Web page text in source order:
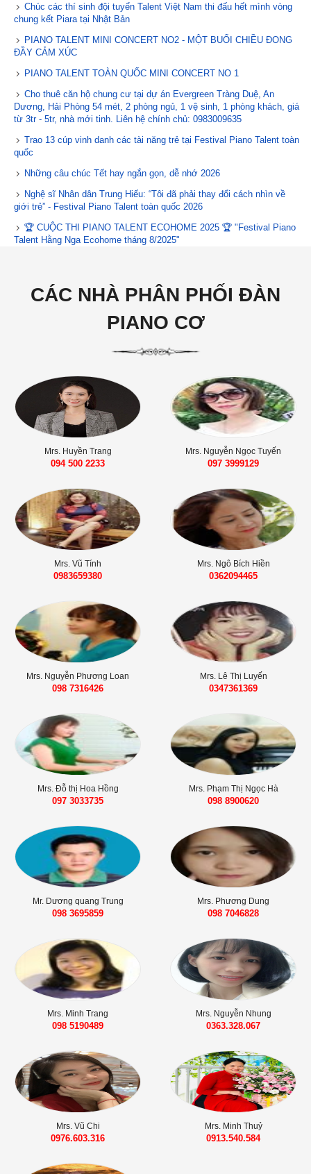
Chúc các thí sinh đội tuyển Talent Việt Nam thi đấu hết mình vòng
chung kết Piara tại Nhật Bản
PIANO TALENT MINI CONCERT NO2 - MỘT BUỔI CHIỀU ĐONG
ĐẦY CẢM XÚC
PIANO TALENT TOÀN QUỐC MINI CONCERT NO 1
Cho thuê căn hộ chung cư tại dự án Evergreen Tràng Duệ, An
Dương, Hải Phòng 54 mét, 2 phòng ngủ, 1 vệ sinh, 1 phòng khách, giá
từ 3tr - 5tr, nhà mới tinh. Liên hệ chính chủ: 0983009635
Trao 13 cúp vinh danh các tài năng trẻ tại Festival Piano Talent toàn
quốc
Những câu chúc Tết hay ngắn gọn, dễ nhớ 2026
Nghệ sĩ Nhân dân Trung Hiếu: “Tôi đã phải thay đổi cách nhìn về
giới trẻ” - Festival Piano Talent toàn quốc 2026
🏆 CUỘC THI PIANO TALENT ECOHOME 2025 🏆 "Festival Piano
Talent Hằng Nga Ecohome tháng 8/2025"
CÁC NHÀ PHÂN PHỐI ĐÀN
PIANO CƠ
Mrs. Huyền Trang
094 500 2233
Mrs. Nguyễn Ngọc Tuyến
‭097 3999129‬
Mrs. Vũ Tính
0983659380
Mrs. Ngô Bích Hiền
0362094465
Mrs. Nguyễn Phương Loan
098 7316426‬‬
Mrs. Lê Thị Luyến
0347361369
Mrs. Đỗ thị Hoa Hồng
097 3033735
Mrs. Phạm Thị Ngọc Hà
098 8900620
Mr. Dương quang Trung
098 3695859‬
Mrs. Phương Dung
098 7046828‬
Mrs. Minh Trang
098 5190489
Mrs. Nguyễn Nhung
0363.328.067
Mrs. Vũ Chi
0976.603.316
Mrs. Minh Thuỷ
0913.540.584